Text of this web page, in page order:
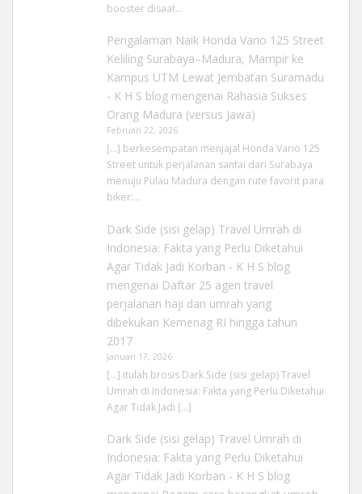
booster disaat…
Pengalaman Naik Honda Vario 125 Street
Keliling Surabaya–Madura, Mampir ke
Kampus UTM Lewat Jembatan Suramadu
- K H S blogmengenai Rahasia Sukses
Orang Madura (versus Jawa)
Februari 22, 2026
[…] berkesempatan menjajal Honda Vario 125
Street untuk perjalanan santai dari Surabaya
menuju Pulau Madura dengan rute favorit para
biker:…
Dark Side (sisi gelap) Travel Umrah di
Indonesia: Fakta yang Perlu Diketahui
Agar Tidak Jadi Korban - K H S blog
mengenai Daftar 25 agen travel
perjalanan haji dan umrah yang
dibekukan Kemenag RI hingga tahun
2017
Januari 17, 2026
[…] itulah brosis Dark Side (sisi gelap) Travel
Umrah di Indonesia: Fakta yang Perlu Diketahui
Agar Tidak Jadi […]
Dark Side (sisi gelap) Travel Umrah di
Indonesia: Fakta yang Perlu Diketahui
Agar Tidak Jadi Korban - K H S blog